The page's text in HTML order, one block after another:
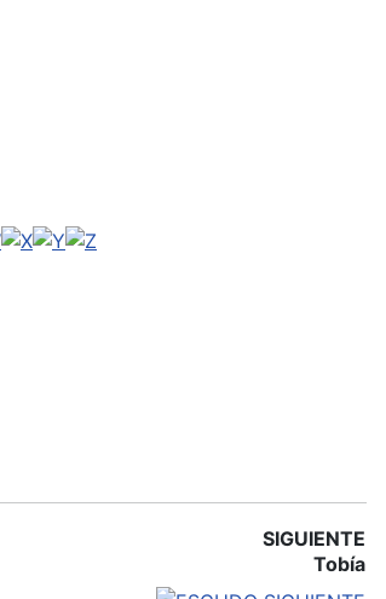
SIGUIENTE
Tobía